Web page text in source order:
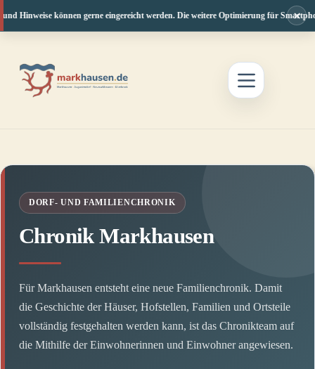
können gerne eingereicht werden. Die weitere Optimierung für ×
springen
DORF- UND FAMILIENCHRONIK
Chronik Markhausen
Für Markhausen entsteht eine neue Familienchronik. Damit
die Geschichte der Häuser, Hofstellen, Familien und Ortsteile
vollständig festgehalten werden kann, ist das Chronikteam auf
die Mithilfe der Einwohnerinnen und Einwohner angewiesen.